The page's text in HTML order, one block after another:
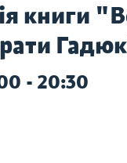
книги
- 20:30